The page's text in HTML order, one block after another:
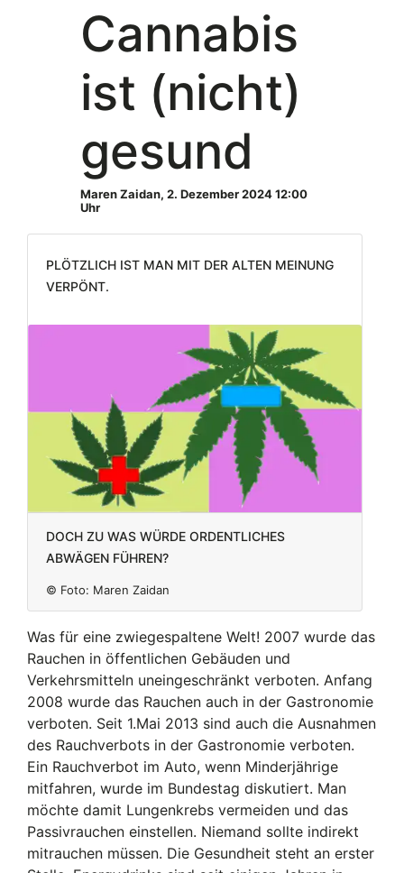
Cannabis
ist (nicht)
gesund
Maren Zaidan, 2. Dezember 2024 12:00
Uhr
Plötzlich ist man mit der alten Meinung
verpönt.
Doch zu was würde ordentliches
Abwägen führen?
© Foto: Maren Zaidan
Was für eine zwiegespaltene Welt! 2007 wurde das
Rauchen in öffentlichen Gebäuden und
Verkehrsmitteln uneingeschränkt verboten. Anfang
2008 wurde das Rauchen auch in der Gastronomie
verboten. Seit 1.Mai 2013 sind auch die Ausnahmen
des Rauchverbots in der Gastronomie verboten.
Ein Rauchverbot im Auto, wenn Minderjährige
mitfahren, wurde im Bundestag diskutiert. Man
möchte damit Lungenkrebs vermeiden und das
Passivrauchen einstellen. Niemand sollte indirekt
mitrauchen müssen. Die Gesundheit steht an erster